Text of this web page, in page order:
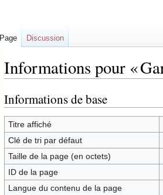
Informations pour «
Aller
à
la
navigation
Aller
à
la
recherche
Informations de base
Titre affiché
Clé de tri par défaut
Taille de la page (en octets)
ID de la page
Langue du contenu de la page
Page Discussion